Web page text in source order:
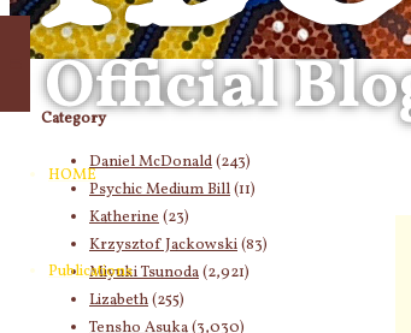
対
象:
HOME
Publications
Category
Daniel McDonald(243)
Psychic Medium Bill(11)
Katherine(23)
Krzysztof Jackowski(83)
Miyuki Tsunoda(2,921)
Lizabeth(255)
Tensho Asuka(3,030)